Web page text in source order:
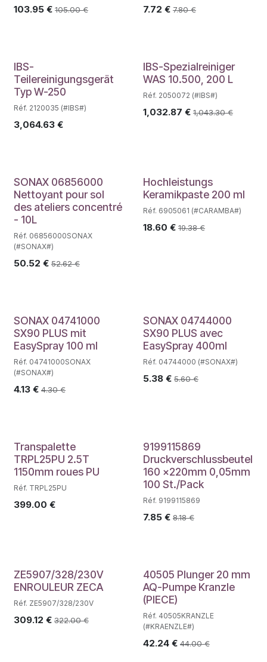
103.95 € 105.00€ 7.72 € 7.80€
IBS-
Teilereinigungsgerät
Typ W-250
Réf. 2120035 (#IBS#)
3,064.63 €
IBS-Spezialreiniger
WAS 10.500, 200 L
Réf. 2050072 (#IBS#)
1,032.87 € 1,043.30€
SONAX 06856000
Nettoyant pour sol
des ateliers concentré
- 10L
Réf. 06856000SONAX
(#SONAX#)
50.52 € 52.62€
Hochleistungs
Keramikpaste 200 ml
Réf. 6905061 (#CARAMBA#)
18.60 € 19.38€
SONAX 04741000
SX90 PLUS mit
EasySpray 100 ml
Réf. 04741000SONAX
(#SONAX#)
4.13 € 4.30€
SONAX 04744000
SX90 PLUS avec
EasySpray 400ml
Réf. 04744000 (#SONAX#)
5.38€ 5.60€
Transpalette
TRPL25PU 2.5T
1150mm roues PU
Réf. TRPL25PU
399.00 €
9199115869
Druckverschlussbeutel
160 x220mm 0,05mm
100 St./Pack
Réf. 9199115869
7.85€ 8.18€
ZE5907/328/230V
ENROULEUR ZECA
Réf. ZE5907/328/230V
309.12 € 322.00€
40505 Plunger 20 mm
AQ-Pumpe Kranzle
(PIECE)
Réf. 40505KRANZLE
(#KRAENZLE#)
42.24€ 44.00€